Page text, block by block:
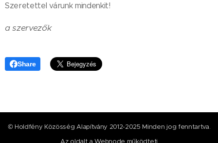
Szeretettel várunk mindenkit!
a szervezők
Share
© Holdfény Közösség Alapítvány 2012-2025 Minden jog fenntartva.
Az oldalt aWebnode működteti